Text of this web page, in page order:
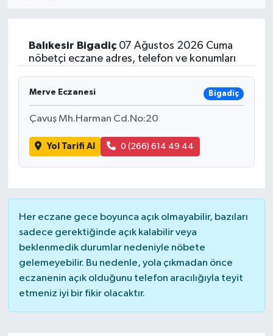
Balıkesir Bigadiç07 Ağustos 2026 Cuma
nöbetçi eczane adres, telefon ve konumları
Merve Eczanesi Bigadiç
Çavuş Mh.Harman Cd.No:20
Yol Tarifi Al 0 (266) 614 49 44
Her eczane gece boyunca açık olmayabilir, bazıları
sadece gerektiğinde açık kalabilir veya
beklenmedik durumlar nedeniyle nöbete
gelemeyebilir. Bu nedenle, yola çıkmadan önce
eczanenin açık olduğunu telefon aracılığıyla teyit
etmeniz iyi bir fikir olacaktır.